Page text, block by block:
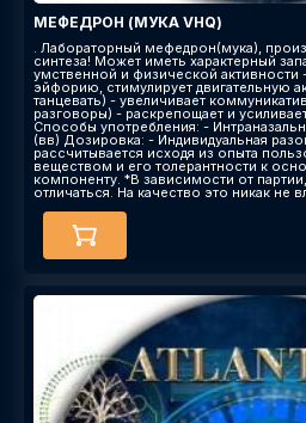
МЕФЕДРОН (МУКА VHQ)
. Лабораторный мефедрон(мука),
синтеза! Может иметь характерный
умственной и физической активности
эйфорию, стимулирует двигательную
танцевать) - увеличивает
разговоры) - раскрепощает и
Способы употребления: -
(вв) Дозировка: - Индивидуальная
рассчитывается исходя из опыта
веществом и его толерантности к
компоненту. *В зависимости от
отличаться. На качество это никак не